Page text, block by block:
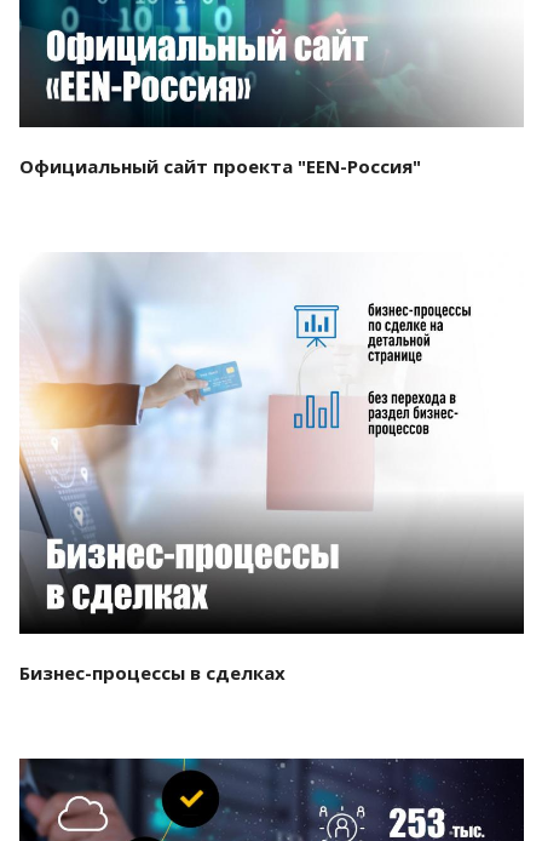
Официальный сайт проекта "EEN-Россия"
Бизнес-процессы в сделках